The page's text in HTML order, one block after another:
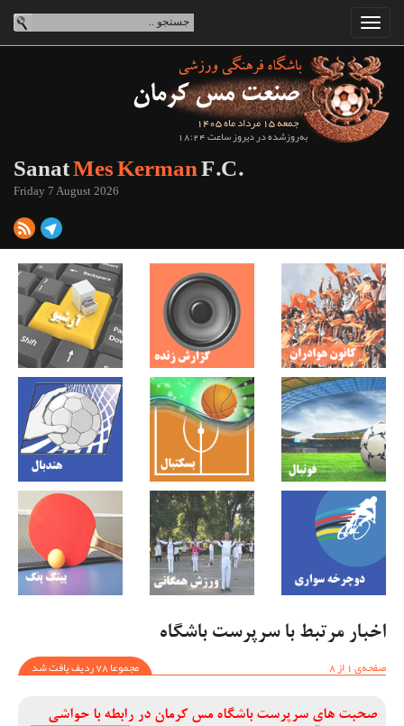
جمعه 15 مرداد ماه 1405
به‌روزشده در دیروز ساعت 18:24
SanatMes KermanF.C.
Friday 7 August 2026
اخبار مرتبط با سرپرست باشگاه
صفحه‌ی 1 از 8
مجموعا 78 ردیف یافت شد
صحبت های سرپرست باشگاه مس کرمان در رابطه با حواشی